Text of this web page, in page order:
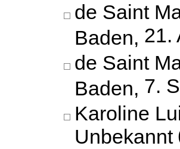
de Saint
Baden, 21.
de Saint
Baden, 7.
Karoline
Unbekannt